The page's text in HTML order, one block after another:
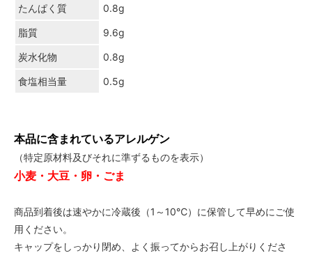
たんぱく質 0.8g
脂質 9.6g
炭水化物 0.8g
食塩相当量 0.5g
本品に含まれているアレルゲン
（特定原材料及びそれに準ずるものを表示）
小麦・大豆・卵・ごま
商品到着後は速やかに冷蔵後（1～10℃）に保管して早めにご使
用ください。
キャップをしっかり閉め、よく振ってからお召し上がりくださ